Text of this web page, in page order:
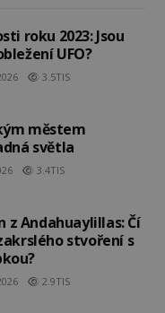
roku 2023: Jsou
UFO?
3.5TIS
městem
světla
3.4TIS
z Andahuaylillas: Čí
stvoření s
2.9TIS